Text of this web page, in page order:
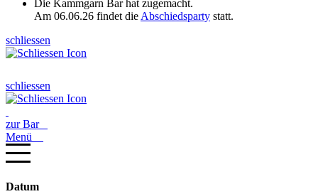
Die Kammgarn Bar hat zugemacht.
Am 06.06.26 findet die Abschiedsparty statt.
schliessen
schliessen
zur Bar
Menü
Datum